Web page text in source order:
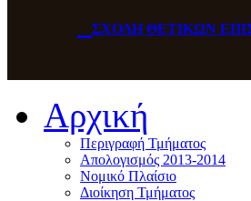
ΣΧΟΛΗ ΘΕΤΙΚΩΝ
Αρχική
Περιγραφή Τμήματος
Απολογισμός 2013-2014
Νομικό Πλαίσιο
Διοίκηση Τμήματος